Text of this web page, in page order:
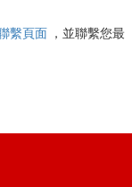
繫頁面 ，並聯繫您最